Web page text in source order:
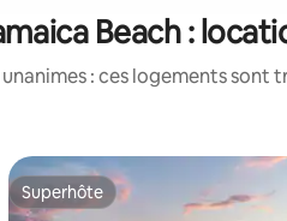
Beach :
: ces logements
Superhôte
Superhôte